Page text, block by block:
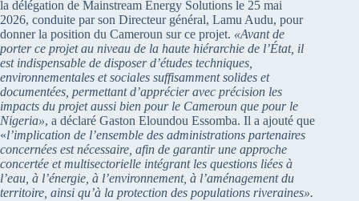
la délégation de Mainstream Energy Solutions le 25 mai
2026, conduite par son Directeur général, Lamu Audu, pour
donner la position du Cameroun sur ce projet. «Avant de
porter ce projet au niveau de la haute hiérarchie de l’État, il
est indispensable de disposer d’études techniques,
environnementales et sociales suffisamment solides et
documentées, permettant d’apprécier avec précision les
impacts du projet aussi bien pour le Cameroun que pour le
Nigeria», a déclaré Gaston Eloundou Essomba. Il a ajouté que
«l’implication de l’ensemble des administrations partenaires
concernées est nécessaire , afin de garantir une approche
concertée et multisectorielle intégrant les questions liées à
l’eau, à l’énergie, à l’environnement, à l’aménagement du
territoire, ainsi qu’à la protection des populations riveraines».